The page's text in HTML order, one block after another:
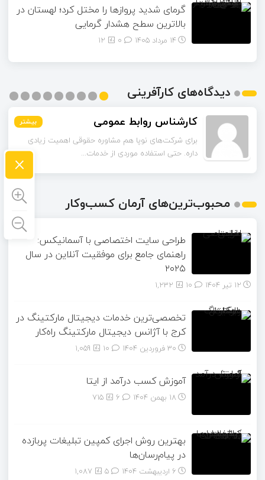
گرمای شدید پروازها را مختل کرد؛ لهستان در
بالاترین سطح هشدار گرمایی
14 مرداد 1405 12
دیدگاه‌های کارآفرینی
کارشناس روابط عمومی بیشتر
برای شرکت‌های نوپا هم مشاوره حقوقی اهمیت زیادی
داره. حتی استفاده موردی از خدمات...
بیشتر
بیشتر
بیشتر
بیشتر
بیشتر
بیشتر
بیشتر
بیشتر
محبوب‌ترین‌های آرمان کسب‌وکار
طراحی سایت اختصاصی با آسمانیکس:
راهنمای جامع برای موفقیت آنلاین در سال
۲۰۲۵
12 تیر 1404 1,232
تخصصی‌ترین خدمات دیجیتال مارکتینگ در
کرج با آژانس دیجیتال مارکتینگ راه‌کار
30 فروردین 1404 1,059
آموزش کسب درآمد از ایتا
18 بهمن 1404 715
بهترین روش اجرای کمپین تبلیغات پربازده
در پیام‌رسان‌ها
6 اردیبهشت 1404 1,087
×